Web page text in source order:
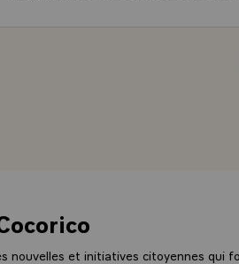
métier qu'ils feront et où il n'y
ferais, mais je ne pense pas que
par des financements artificiels,
domaines les plus nouveaux. C'est
retrouver l'activité économique et
nouvelles et initiatives citoyennes qui